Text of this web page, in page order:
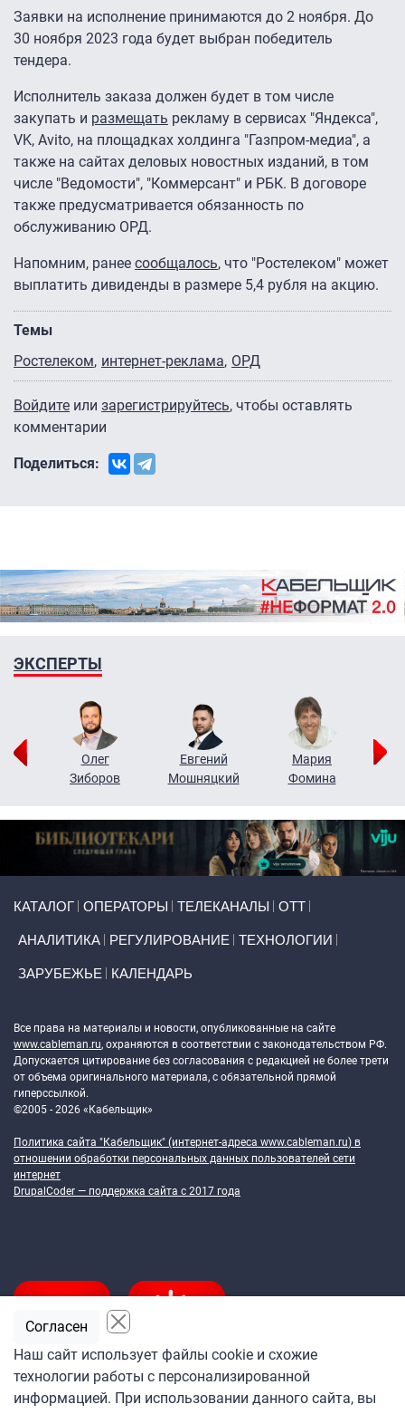
Заявки на исполнение принимаются до 2 ноября. До
30 ноября 2023 года будет выбран победитель
тендера.
Исполнитель заказа должен будет в том числе
закупать и размещать рекламу в сервисах "Яндекса",
VK, Avito, на площадках холдинга "Газпром-медиа", а
также на сайтах деловых новостных изданий, в том
числе "Ведомости", "Коммерсант" и РБК. В договоре
также предусматривается обязанность по
обслуживанию ОРД.
Напомним, ранее сообщалось, что "Ростелеком" может
выплатить дивиденды в размере 5,4 рубля на акцию.
Темы
Ростелеком интернет-реклама ОРД
Войдите или зарегистрируйтесь, чтобы оставлять
комментарии
Поделиться:
ЭКСПЕРТЫ
Олег
Зиборов
Евгений
Мошняцкий
Мария
Фомина
КАТАЛОГ ОПЕРАТОРЫ ТЕЛЕКАНАЛЫ ОТТ
АНАЛИТИКА РЕГУЛИРОВАНИЕ ТЕХНОЛОГИИ
ЗАРУБЕЖЬЕ КАЛЕНДАРЬ
Все права на материалы и новости, опубликованные на сайте
www.cableman.ru, охраняются в соответствии с законодательством РФ.
Допускается цитирование без согласования с редакцией не более трети
от объема оригинального материала, с обязательной прямой
гиперссылкой.
©2005 - 2026 «Кабельщик»
Политика сайта "Кабельщик" (интернет-адреса www.cableman.ru) в
отношении обработки персональных данных пользователей сети
интернет
DrupalCoder — поддержка сайта c 2017 года
Подпишитесь
Наш сайт использует файлы cookie и схожие
технологии работы с персонализированной
информацией. При использовании данного сайта, вы
Согласен